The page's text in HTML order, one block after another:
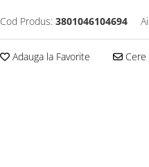
Cod Produs: 3801046104694
Adauga la Favorite